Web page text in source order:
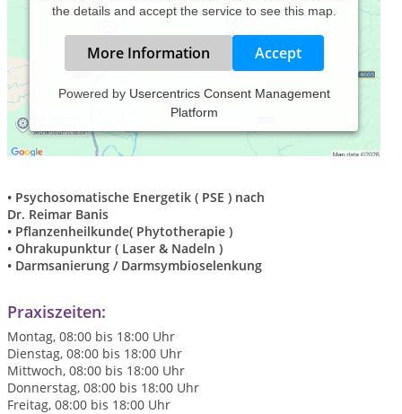
the details and accept the service to see this map.
More Information Accept
Powered by Usercentrics Consent Management
Platform
Praxis für Naturheilkunde Martina Klemt
Meine Therapieverfahren sind:
• Psychosomatische Energetik ( PSE ) nach
Dr. Reimar Banis
• Pflanzenheilkunde( Phytotherapie )
• Ohrakupunktur ( Laser & Nadeln )
• Darmsanierung / Darmsymbioselenkung
Praxiszeiten:
Montag, 08:00 bis 18:00 Uhr
Dienstag, 08:00 bis 18:00 Uhr
Mittwoch, 08:00 bis 18:00 Uhr
Donnerstag, 08:00 bis 18:00 Uhr
Freitag, 08:00 bis 18:00 Uhr